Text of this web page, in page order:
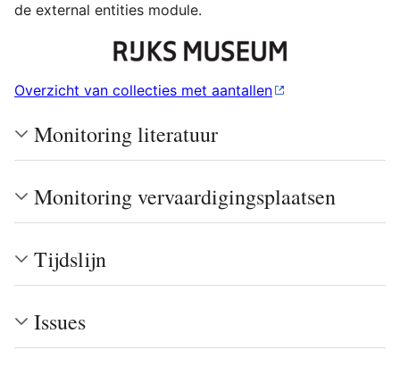
de external entities module.
Overzicht van collecties met aantallen
Monitoring literatuur
Monitoring vervaardigingsplaatsen
Tijdslijn
Issues